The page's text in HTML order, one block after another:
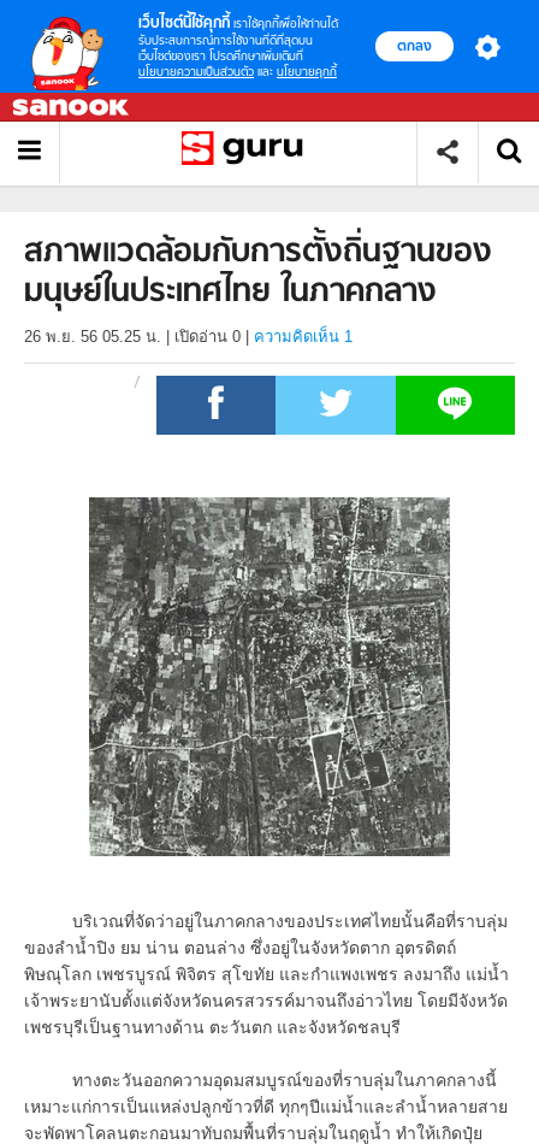
เว็บไซต์นี้ใช้คุกกี้ เราใช้คุกกี้เพื่อให้ท่านได้
รับประสบการณ์การใช้งานที่ดีที่สุดบน
เว็บไซต์ของเรา โปรดศึกษาเพิ่มเติมที่
นโยบายความเป็นส่วนตัว และ นโยบายคุกกี้
ตกลง
สภาพแวดล้อมกับการตั้งถิ่นฐานของ
มนุษย์ในประเทศไทย ในภาคกลาง
26 พ.ย. 56 05.25 น. เปิดอ่าน 0 ความคิดเห็น 1
บริเวณที่จัดว่าอยู่ในภาคกลางของประเทศไทยนั้นคือที่ราบลุ่ม
ของลำน้ำปิง ยม น่าน ตอนล่าง ซึ่งอยู่ในจังหวัดตาก อุตรดิตถ์
พิษณุโลก เพชรบูรณ์ พิจิตร สุโขทัย และกำแพงเพชร ลงมาถึง แม่น้ำ
เจ้าพระยานับตั้งแต่จังหวัดนครสวรรค์มาจนถึงอ่าวไทย โดยมีจังหวัด
เพชรบุรีเป็นฐานทางด้าน ตะวันตก และจังหวัดชลบุรี
ทางตะวันออกความอุดมสมบูรณ์ของที่ราบลุ่มในภาคกลางนี้
เหมาะแก่การเป็นแหล่งปลูกข้าวที่ดี ทุกๆปีแม่น้ำและลำน้ำหลายสาย
จะพัดพาโคลนตะกอนมาทับถมพื้นที่ราบลุ่มในฤดูน้ำ ทำให้เกิดปุ๋ย